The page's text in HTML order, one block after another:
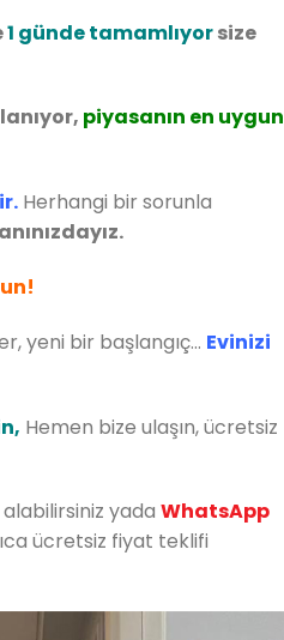
1 günde tamamlıyorsize
piyasanın en uygun
Herhangi bir sorunla
yeni bir başlangıç… Evinizi
Hemen bize ulaşın, ücretsiz
yada WhatsApp
ücretsiz fiyat teklifi